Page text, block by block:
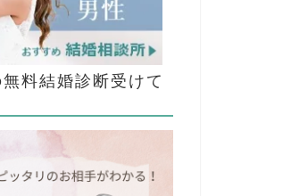
料結婚診断受けて